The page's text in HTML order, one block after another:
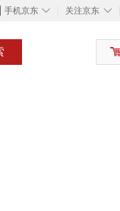
◇
手机京东 ◇
关注京东